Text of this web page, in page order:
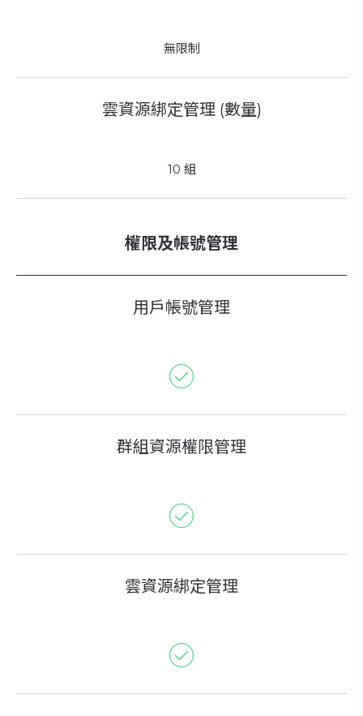
無限制
雲資源綁定管理 (數量)
10 組
權限及帳號管理
用戶帳號管理
群組資源權限管理
雲資源綁定管理